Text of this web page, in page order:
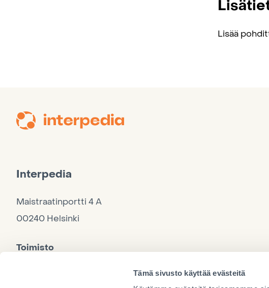
Tämä sivusto käyttää evästeitä
Lisää
Interpedia
Maistraatinportti 4 A
00240 Helsinki
Toimisto